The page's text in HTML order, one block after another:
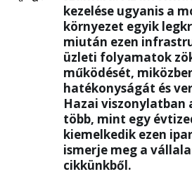
kezelése ugyanis a
környezet egyik
miután ezen
üzleti folyamatok
működését,
hatékonyságát és
Hazai viszonylatban
több, mint egy
kiemelkedik ezen
ismerje meg a
cikkünkből.